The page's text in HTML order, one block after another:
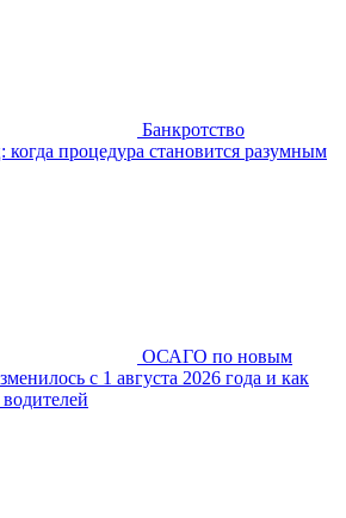
Банкротство
когда процедура становится разумным
ОСАГО по новым
с 1 августа 2026 года и как